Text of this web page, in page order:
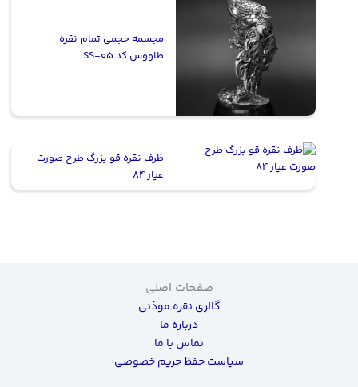
مجسمه حجمی تمام نقره
طاووس کد SS-05
ظرف نقره قو بزرگ طرح صورت
عیار ۸۴
صفحات اصلی
گالری نقره موذنی
درباره ما
تماس با ما
سیاست حفظ حریم خصوصی